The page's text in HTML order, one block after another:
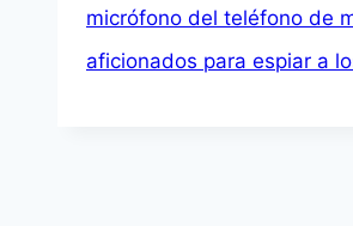
micrófono del teléfono de
aficionados para espiar a